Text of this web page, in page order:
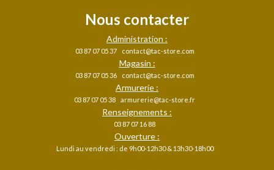
Nous contacter
Administration :
03 87 07 05 37 contact@tac-store.com
Magasin :
03 87 07 05 36 contact@tac-store.com
Armurerie :
03 87 07 05 38 armurerie@tac-store.fr
Renseignements :
03 87 07 16 88
Ouverture :
Lundi au vendredi : de 9h00-12h30 & 13h30-18h00